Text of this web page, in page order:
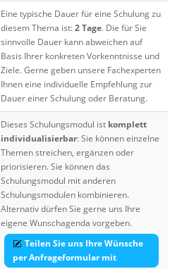
Eine typische Dauer für eine Schulung zu
diesem Thema ist:2 Tage. Die für Sie
sinnvolle Dauer kann abweichen auf
Basis Ihrer konkreten Vorkenntnisse und
Ziele. Gerne geben unsere Fachexperten
Ihnen eine individuelle Empfehlung zur
Dauer einer Schulung oder Beratung.
Dieses Schulungsmodul ist komplett
individualisierbar: Sie können einzelne
Themen streichen, ergänzen oder
priorisieren. Sie können das
Schulungsmodul mit anderen
Schulungsmodulen kombinieren.
Alternativ dürfen Sie gerne uns Ihre
eigene Wunschagenda vorgeben.
Teilen Sie uns Ihre Wünsche
per Anfrageformular mit